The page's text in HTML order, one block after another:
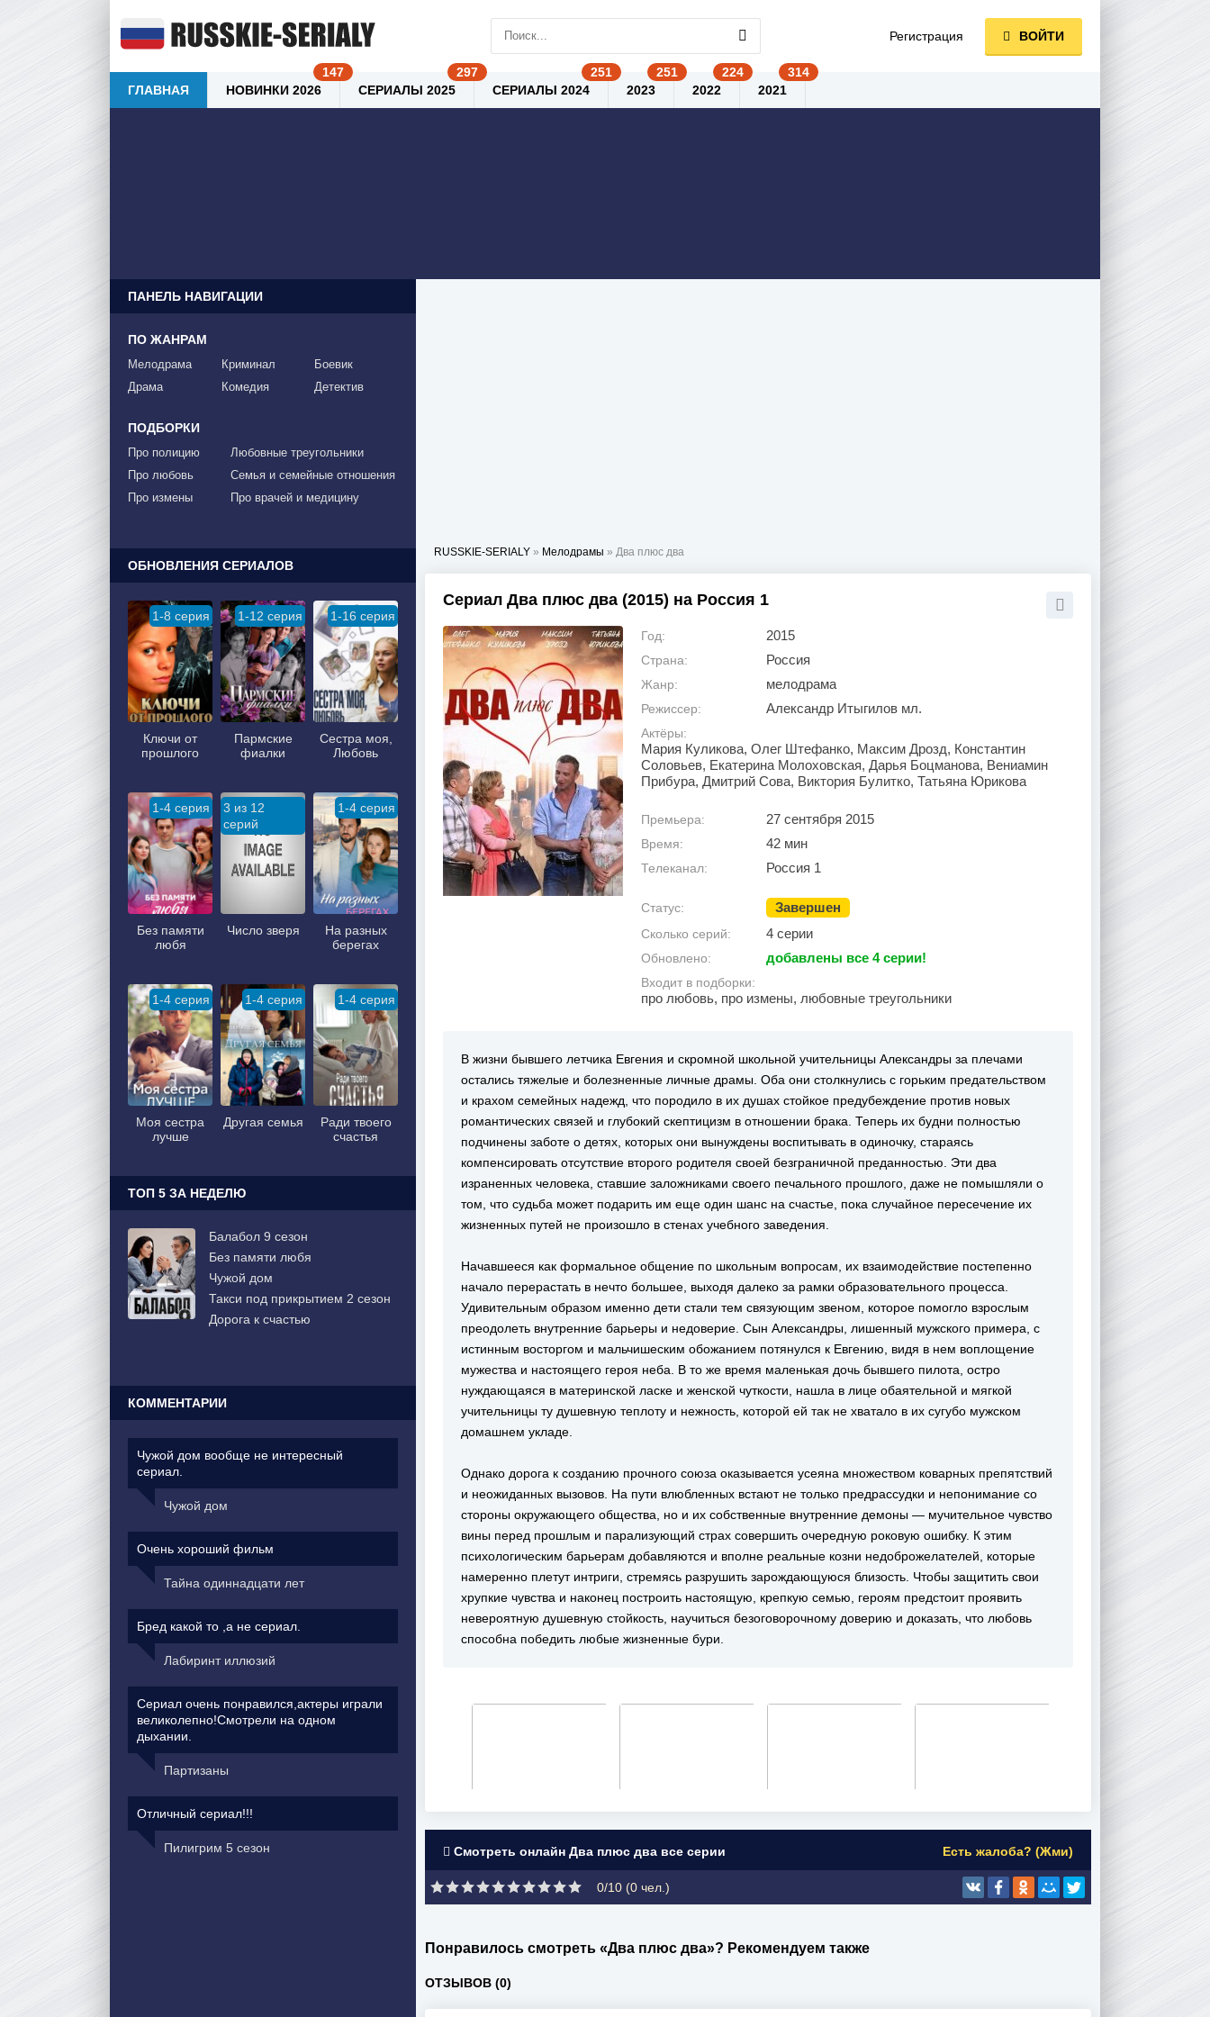
RUSSKIE-SERIALY » Мелодрамы » Два плюс два
Сериал Два плюс два (2015) на Россия 1
Год: 2015
Страна: Россия
Жанр: мелодрама
Режиссер: Александр Итыгилов мл.
Актёры:
Мария Куликова, Олег Штефанко, Максим Дрозд, Константин
Соловьев, Екатерина Молоховская, Дарья Боцманова, Вениамин
Прибура, Дмитрий Сова, Виктория Булитко, Татьяна Юрикова
Премьера: 27 сентября 2015
Время: 42 мин
Телеканал: Россия 1
Статус: Завершен
Сколько серий: 4 серии
Обновлено: добавлены все 4 серии!
Входит в подборки:
про любовь, про измены, любовные треугольники
В жизни бывшего летчика Евгения и скромной школьной учительницы Александры за плечами
остались тяжелые и болезненные личные драмы. Оба они столкнулись с горьким предательством
и крахом семейных надежд, что породило в их душах стойкое предубеждение против новых
романтических связей и глубокий скептицизм в отношении брака. Теперь их будни полностью
подчинены заботе о детях, которых они вынуждены воспитывать в одиночку, стараясь
компенсировать отсутствие второго родителя своей безграничной преданностью. Эти два
израненных человека, ставшие заложниками своего печального прошлого, даже не помышляли о
том, что судьба может подарить им еще один шанс на счастье, пока случайное пересечение их
жизненных путей не произошло в стенах учебного заведения.
Начавшееся как формальное общение по школьным вопросам, их взаимодействие постепенно
начало перерастать в нечто большее, выходя далеко за рамки образовательного процесса.
Удивительным образом именно дети стали тем связующим звеном, которое помогло взрослым
преодолеть внутренние барьеры и недоверие. Сын Александры, лишенный мужского примера, с
истинным восторгом и мальчишеским обожанием потянулся к Евгению, видя в нем воплощение
мужества и настоящего героя неба. В то же время маленькая дочь бывшего пилота, остро
нуждающаяся в материнской ласке и женской чуткости, нашла в лице обаятельной и мягкой
учительницы ту душевную теплоту и нежность, которой ей так не хватало в их сугубо мужском
домашнем укладе.
Однако дорога к созданию прочного союза оказывается усеяна множеством коварных препятствий
и неожиданных вызовов. На пути влюбленных встают не только предрассудки и непонимание со
стороны окружающего общества, но и их собственные внутренние демоны — мучительное чувство
вины перед прошлым и парализующий страх совершить очередную роковую ошибку. К этим
психологическим барьерам добавляются и вполне реальные козни недоброжелателей, которые
намеренно плетут интриги, стремясь разрушить зарождающуюся близость. Чтобы защитить свои
хрупкие чувства и наконец построить настоящую, крепкую семью, героям предстоит проявить
невероятную душевную стойкость, научиться безоговорочному доверию и доказать, что любовь
способна победить любые жизненные бури.
Смотреть онлайн Два плюс два все серии Есть жалоба? (Жми)
0/10 (0 чел.)
Понравилось смотреть «Два плюс два»? Рекомендуем также
ОТЗЫВОВ (0)
ПАНЕЛЬ НАВИГАЦИИ
ПО ЖАНРАМ
Мелодрама
Драма
Криминал
Комедия
Боевик
Детектив
ПОДБОРКИ
Про полицию
Про любовь
Про измены
Любовные треугольники
Семья и семейные отношения
Про врачей и медицину
ОБНОВЛЕНИЯ СЕРИАЛОВ
1-8 серия
Ключи от
прошлого
1-12 серия
Пармские
фиалки
1-16 серия
Сестра моя,
Любовь
1-4 серия
Без памяти
любя
3 из 12
серий
Число зверя
1-4 серия
На разных
берегах
1-4 серия
Моя сестра
лучше
1-4 серия
Другая семья
1-4 серия
Ради твоего
счастья
ТОП 5 ЗА НЕДЕЛЮ
Балабол 9 сезон
Без памяти любя
Чужой дом
Такси под прикрытием 2 сезон
Дорога к счастью
КОММЕНТАРИИ
Чужой дом вообще не интересный
сериал.
Чужой дом
Очень хороший фильм
Тайна одиннадцати лет
Бред какой то ,а не сериал.
Лабиринт иллюзий
Сериал очень понравился,актеры играли
великолепно!Смотрели на одном
дыхании.
Партизаны
Отличный сериал!!!
Пилигрим 5 сезон
Регистрация ВОЙТИ
ГЛАВНАЯ НОВИНКИ 2026 СЕРИАЛЫ 2025 СЕРИАЛЫ 2024 2023 2022 2021